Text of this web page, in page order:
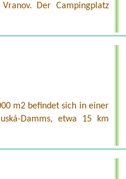
Der Campingplatz
m2 befindet sich in einer
Damms, etwa 15 km